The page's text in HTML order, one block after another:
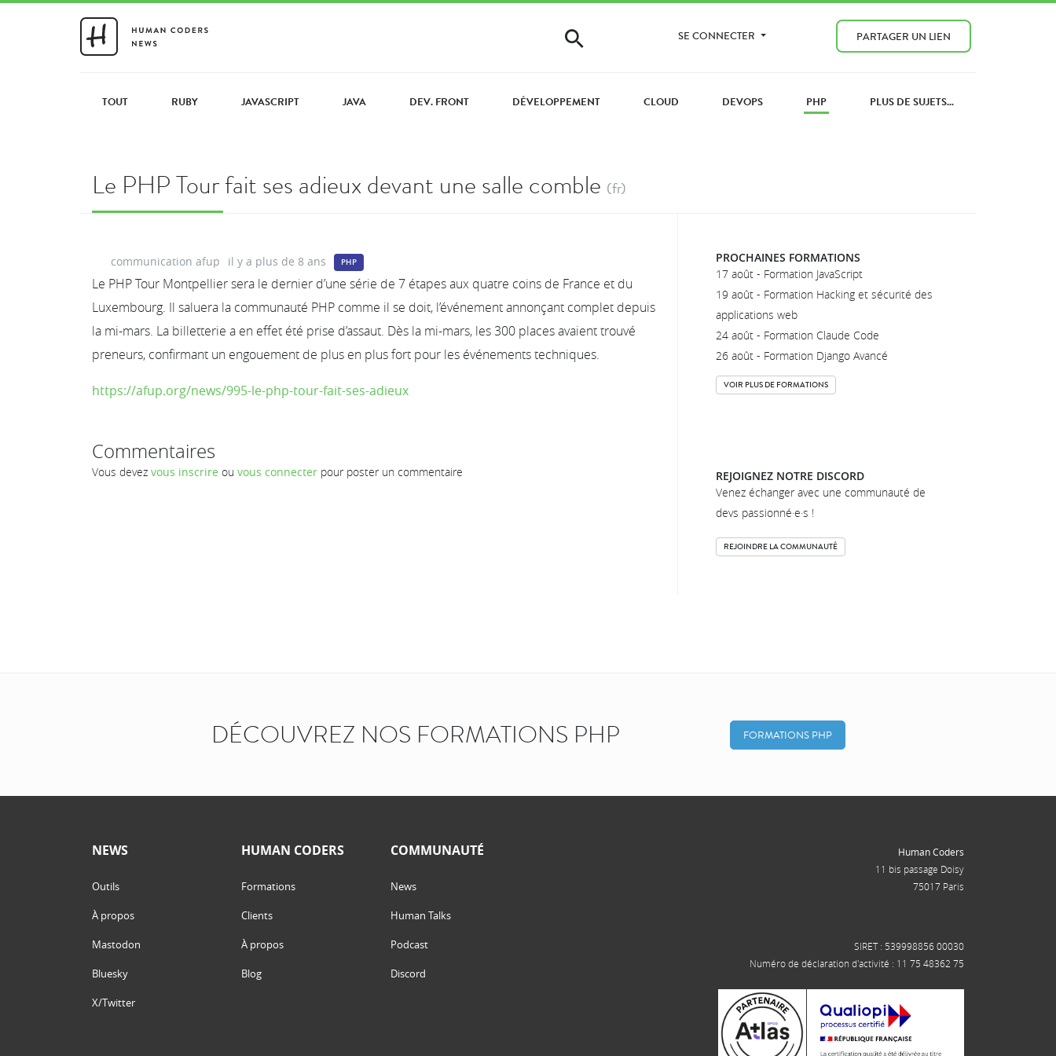
SE CONNECTER PARTAGER UN LIEN
TOUT RUBY JAVASCRIPT JAVA DEV. FRONT DÉVELOPPEMENT CLOUD DEVOPS PHP PLUS DE SUJETS...
Le PHP Tour fait ses adieux devant une salle comble (fr)
communication afup il y a plus de 8 ans PHP
Le PHP Tour Montpellier sera le dernier d’une série de 7 étapes aux quatre coins de France et du
Luxembourg. Il saluera la communauté PHP comme il se doit, l’événement annonçant complet depuis
la mi-mars. La billetterie a en effet été prise d’assaut. Dès la mi-mars, les 300 places avaient trouvé
preneurs, confirmant un engouement de plus en plus fort pour les événements techniques.
https://afup.org/news/995-le-php-tour-fait-ses-adieux
Commentaires
Vous devez vous inscrire ou vous connecter pour poster un commentaire
PROCHAINES FORMATIONS
17 août - Formation JavaScript
19 août - Formation Hacking et sécurité des
applications web
24 août - Formation Claude Code
26 août - Formation Django Avancé
VOIR PLUS DE FORMATIONS
REJOIGNEZ NOTRE DISCORD
Venez échanger avec une communauté de
devs passionné·e·s !
REJOINDRE LA COMMUNAUTÉ
DÉCOUVREZ NOS FORMATIONS PHP FORMATIONS PHP
NEWS
Outils
À propos
Mastodon
Bluesky
X/Twitter
HUMAN CODERS
Formations
Clients
À propos
Blog
COMMUNAUTÉ
News
Human Talks
Podcast
Discord
Human Coders
11 bis passage Doisy
75017 Paris
SIRET : 539998856 00030
Numéro de déclaration d'activité : 11 75 48362 75